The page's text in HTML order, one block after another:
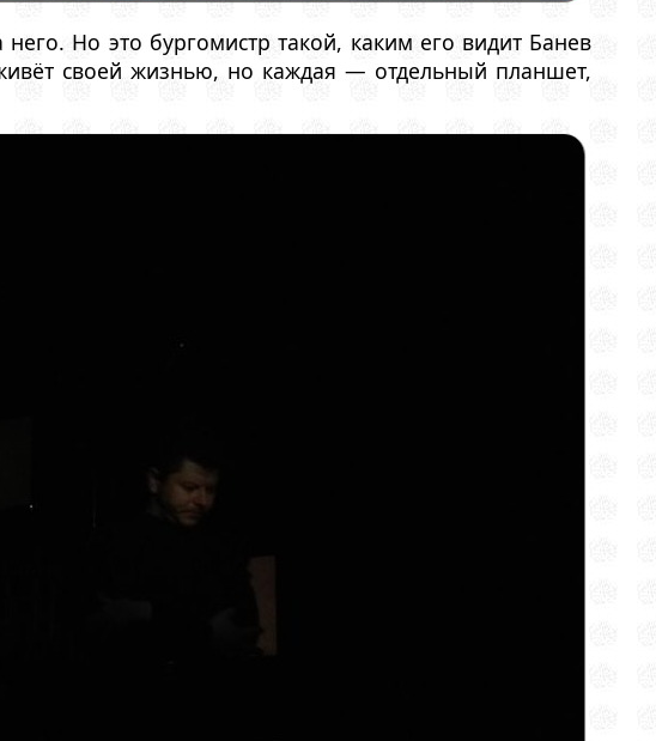
Но это бургомистр такой, каким его видит Банев
своей жизнью, но каждая — отдельный планшет,